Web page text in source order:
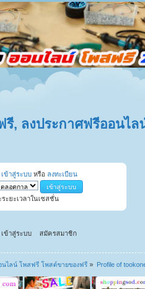
รี, ลงประกาศฟรีออนไ
เข้าสู่ระบบ หรือ ลงทะเบียน
ะยะเวลาในเซสชั่น
เข้าสู่ระบบ สมัครสมาชิก
นไลน์ โพสฟรี โพสต์ขายของฟรี » Profile of